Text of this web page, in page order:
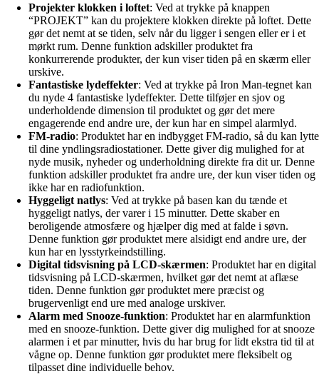
Projekter klokken i loftet: Ved at trykke på knappen
“PROJEKT” kan du projektere klokken direkte på loftet. Dette
gør det nemt at se tiden, selv når du ligger i sengen eller er i et
mørkt rum. Denne funktion adskiller produktet fra
konkurrerende produkter, der kun viser tiden på en skærm eller
urskive.
Fantastiske lydeffekter: Ved at trykke på Iron Man-tegnet kan
du nyde 4 fantastiske lydeffekter. Dette tilføjer en sjov og
underholdende dimension til produktet og gør det mere
engagerende end andre ure, der kun har en simpel alarmlyd.
FM-radio: Produktet har en indbygget FM-radio, så du kan lytte
til dine yndlingsradiostationer. Dette giver dig mulighed for at
nyde musik, nyheder og underholdning direkte fra dit ur. Denne
funktion adskiller produktet fra andre ure, der kun viser tiden og
ikke har en radiofunktion.
Hyggeligt natlys: Ved at trykke på basen kan du tænde et
hyggeligt natlys, der varer i 15 minutter. Dette skaber en
beroligende atmosfære og hjælper dig med at falde i søvn.
Denne funktion gør produktet mere alsidigt end andre ure, der
kun har en lysstyrkeindstilling.
Digital tidsvisning på LCD-skærmen: Produktet har en digital
tidsvisning på LCD-skærmen, hvilket gør det nemt at aflæse
tiden. Denne funktion gør produktet mere præcist og
brugervenligt end ure med analoge urskiver.
Alarm med Snooze-funktion: Produktet har en alarmfunktion
med en snooze-funktion. Dette giver dig mulighed for at snooze
alarmen i et par minutter, hvis du har brug for lidt ekstra tid til at
vågne op. Denne funktion gør produktet mere fleksibelt og
tilpasset dine individuelle behov.